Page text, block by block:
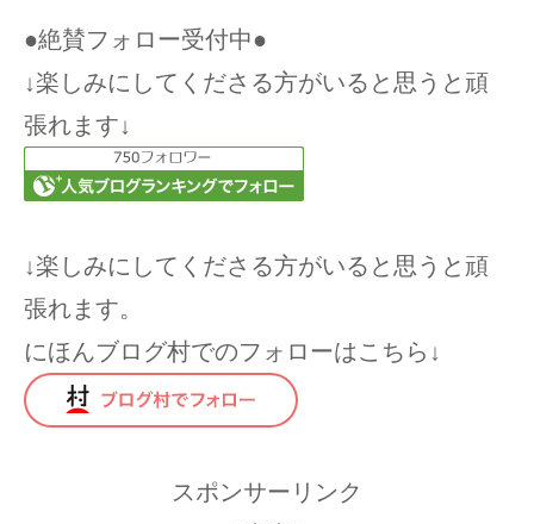
●絶賛フォロー受付中●
↓楽しみにしてくださる方がいると思うと頑
張れます↓
↓楽しみにしてくださる方がいると思うと頑
張れます。
にほんブログ村でのフォローはこちら↓
スポンサーリンク